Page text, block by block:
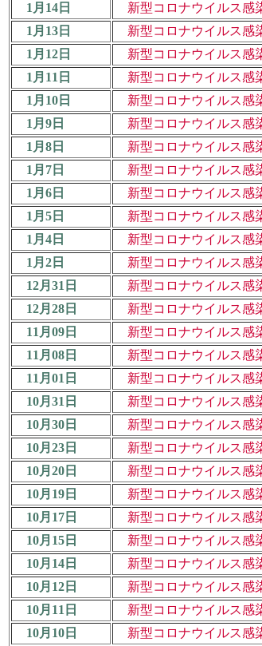
1月14日
新型コロナウイルス感
1月13日
新型コロナウイルス感
1月12日
新型コロナウイルス感
1月11日
新型コロナウイルス感
1月10日
新型コロナウイルス感
1月9日
新型コロナウイルス感
1月8日
新型コロナウイルス感
1月7日
新型コロナウイルス感
1月6日
新型コロナウイルス感
1月5日
新型コロナウイルス感
1月4日
新型コロナウイルス感
1月2日
新型コロナウイルス感
12月31日
新型コロナウイルス感
12月28日
新型コロナウイルス感
11月09日
新型コロナウイルス感
11月08日
新型コロナウイルス感
11月01日
新型コロナウイルス感
10月31日
新型コロナウイルス感
10月30日
新型コロナウイルス感
10月23日
新型コロナウイルス感
10月20日
新型コロナウイルス感
10月19日
新型コロナウイルス感
10月17日
新型コロナウイルス感
10月15日
新型コロナウイルス感
10月14日
新型コロナウイルス感
10月12日
新型コロナウイルス感
10月11日
新型コロナウイルス感
10月10日
新型コロナウイルス感